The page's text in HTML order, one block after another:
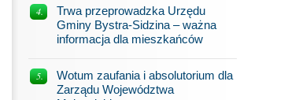
Trwa przeprowadzka Urzędu
Gminy Bystra-Sidzina – ważna
informacja dla mieszkańców
Wotum zaufania i absolutorium dla
Zarządu Województwa